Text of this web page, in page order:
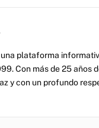
plataforma
Con más de 25 años
y con un profundo